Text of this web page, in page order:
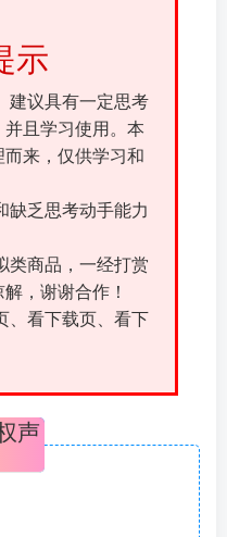
示
建议具有一定思考
且学习使用。本
来，仅供学习和
缺乏思考动手能力
类商品，一经打赏
，谢谢合作！
、看下载页、看下
声